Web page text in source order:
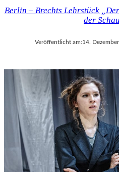
Berlin – Brechts Lehrstück
der
Veröffentlicht am:14.